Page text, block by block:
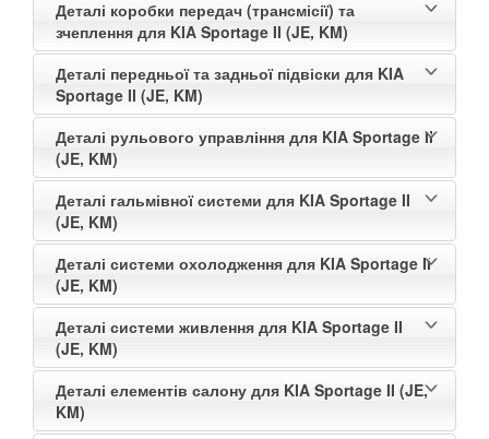
Деталі коробки передач (трансмісії) та
зчеплення для KIA Sportage II (JE, KM)
Деталі передньої та задньої підвіски для KIA
Sportage II (JE, KM)
Деталі рульового управління для KIA Sportage II
(JE, KM)
Деталі гальмівної системи для KIA Sportage II
(JE, KM)
Деталі системи охолодження для KIA Sportage II
(JE, KM)
Деталі системи живлення для KIA Sportage II
(JE, KM)
Деталі елементів салону для KIA Sportage II (JE,
KM)